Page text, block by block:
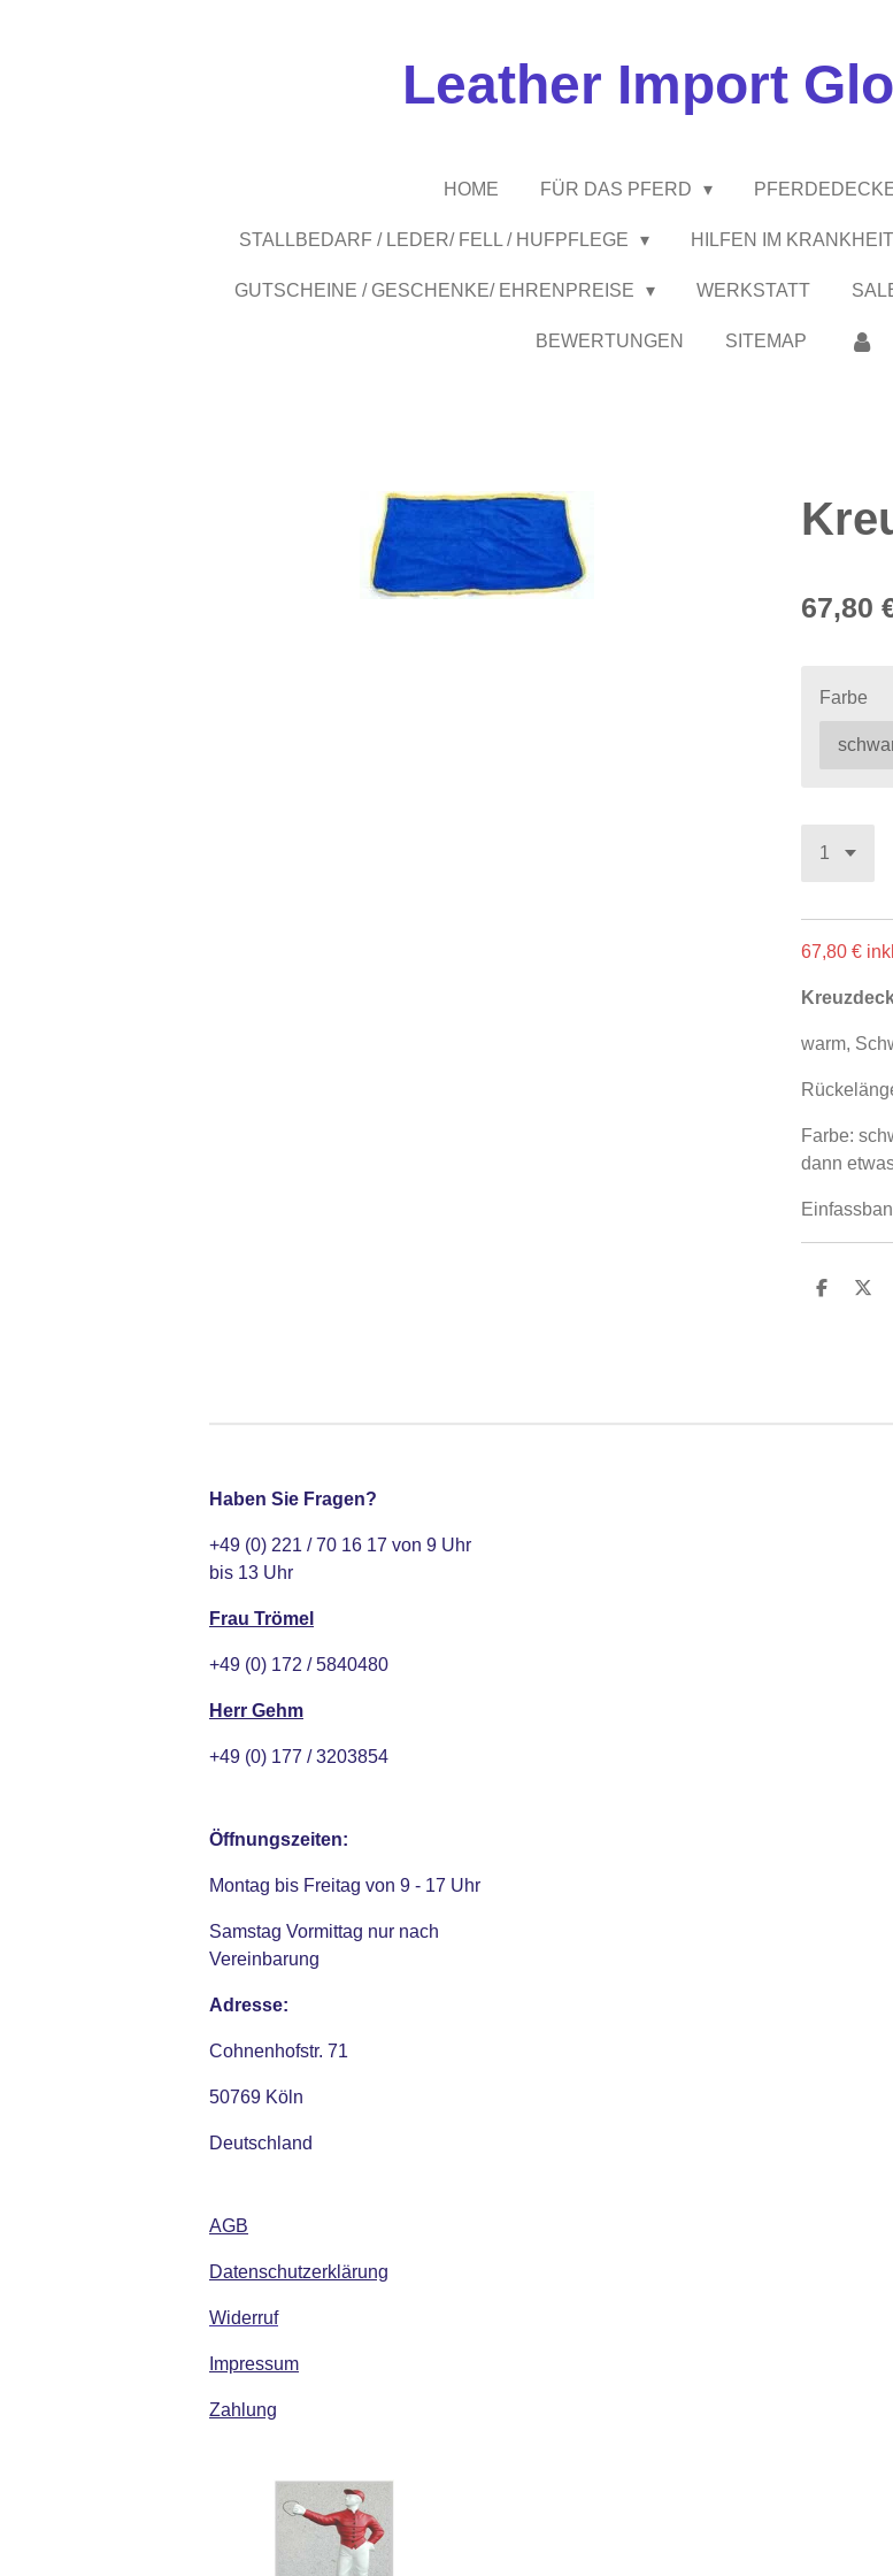
Leather Import
HOME FÜR DAS PFERD
STALLBEDARF / LEDER/ FELL / HUFPFLEGE HILFEN IM
GUTSCHEINE / GESCHENKE/ EHRENPREISE WERKSTATT
BEWERTUNGEN SITEMAP
67,80
Farbe
67,80 €
warm,
Farbe:
dann
T
T
Haben Sie Fragen?
+49 (0) 221 / 70 16 17 von 9 Uhr
bis 13 Uhr
Frau Trömel
+49 (0) 172 / 5840480
Herr Gehm
+49 (0) 177 / 3203854
Öffnungszeiten:
Montag bis Freitag von 9 - 17 Uhr
Samstag Vormittag nur nach
Vereinbarung
Adresse:
Cohnenhofstr. 71
50769 Köln
Deutschland
AGB
Datenschutzerklärung
Widerruf
Impressum
Zahlung